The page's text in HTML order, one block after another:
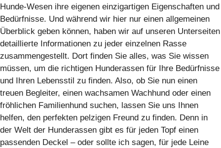
Hunde-Wesen ihre eigenen einzigartigen Eigenschaften und
Bedürfnisse. Und während wir hier nur einen allgemeinen
Überblick geben können, haben wir auf unseren Unterseiten
detaillierte Informationen zu jeder einzelnen Rasse
zusammengestellt. Dort finden Sie alles, was Sie wissen
müssen, um die richtigen Hunderassen für Ihre Bedürfnisse
und Ihren Lebensstil zu finden. Also, ob Sie nun einen
treuen Begleiter, einen wachsamen Wachhund oder einen
fröhlichen Familienhund suchen, lassen Sie uns Ihnen
helfen, den perfekten pelzigen Freund zu finden. Denn in
der Welt der Hunderassen gibt es für jeden Topf einen
passenden Deckel – oder sollte ich sagen, für jede Leine